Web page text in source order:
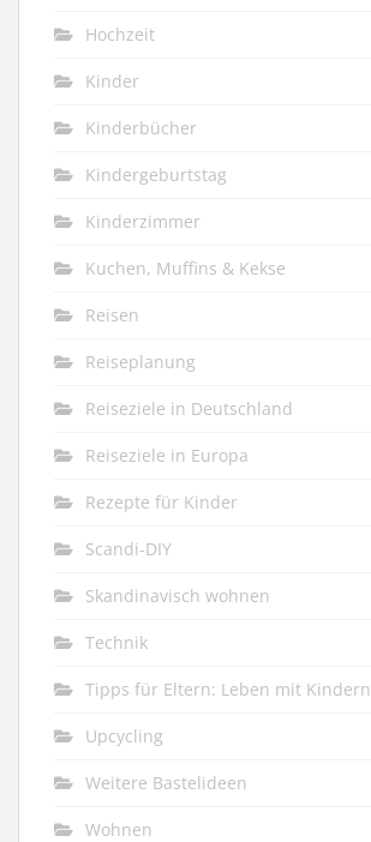
Hochzeit
Kinder
Kinderbücher
Kindergeburtstag
Kinderzimmer
Kuchen, Muffins & Kekse
Reisen
Reiseplanung
Reiseziele in Deutschland
Reiseziele in Europa
Rezepte für Kinder
Scandi-DIY
Skandinavisch wohnen
Technik
Tipps für Eltern: Leben mit Kindern
Upcycling
Weitere Bastelideen
Wohnen